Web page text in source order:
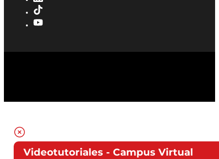
Videotutoriales - Campus Virtual